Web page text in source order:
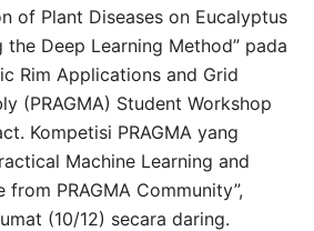
of Plant Diseases on Eucalyptus
Deep Learning Method” pada
Rim Applications and Grid
(PRAGMA) Student Workshop
Kompetisi PRAGMA yang
Machine Learning and
PRAGMA Community”,
(10/12) secara daring.